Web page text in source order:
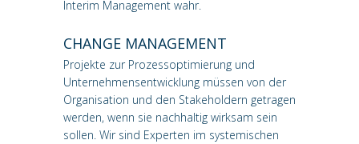
Interim Management wahr.
CHANGE MANAGEMENT
Projekte zur Prozessoptimierung und
Unternehmensentwicklung müssen von der
Organisation und den Stakeholdern getragen
werden, wenn sie nachhaltig wirksam sein
sollen. Wir sind Experten im systemischen